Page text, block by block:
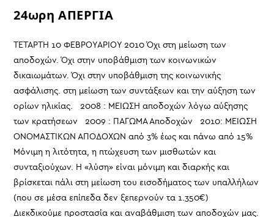
24ωρη ΑΠΕΡΓΙΑ
ΤΕΤΑΡΤΗ 10 ΦΕΒΡΟΥΑΡΙΟΥ 2010 Όχι στη μείωση των
αποδοχών. Όχι στην υποβάθμιση των κοινωνικών
δικαιωμάτων. Όχι στην υποβάθμιση της κοινωνικής
ασφάλισης. στη μείωση των συντάξεων και την αύξηση των
ορίων ηλικίας. 2008 : ΜΕΙΩΣΗ αποδοχών λόγω αύξησης
των κρατήσεων 2009 : ΠΑΓΩΜΑ Αποδοχών 2010: ΜΕΙΩΣΗ
ΟΝΟΜΑΣΤΙΚΩΝ ΑΠΟΔΟΧΩΝ από 3% έως και πάνω από 15%
Μόνιμη η λιτότητα, η πτώχευση των μισθωτών και
συνταξιούχων. Η «λύση» είναι μόνιμη και διαρκής και
βρίσκεται πάλι στη μείωση του εισοδήματος των υπαλλήλων
(που σε μέσα επίπεδα δεν ξεπερνούν τα 1.350€)
Διεκδικούμε προστασία και αναβάθμιση των αποδοχών μας.